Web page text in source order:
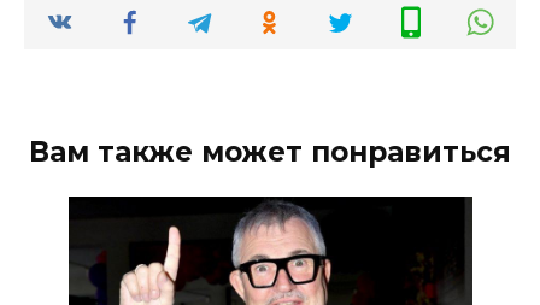
Вам также может понравиться